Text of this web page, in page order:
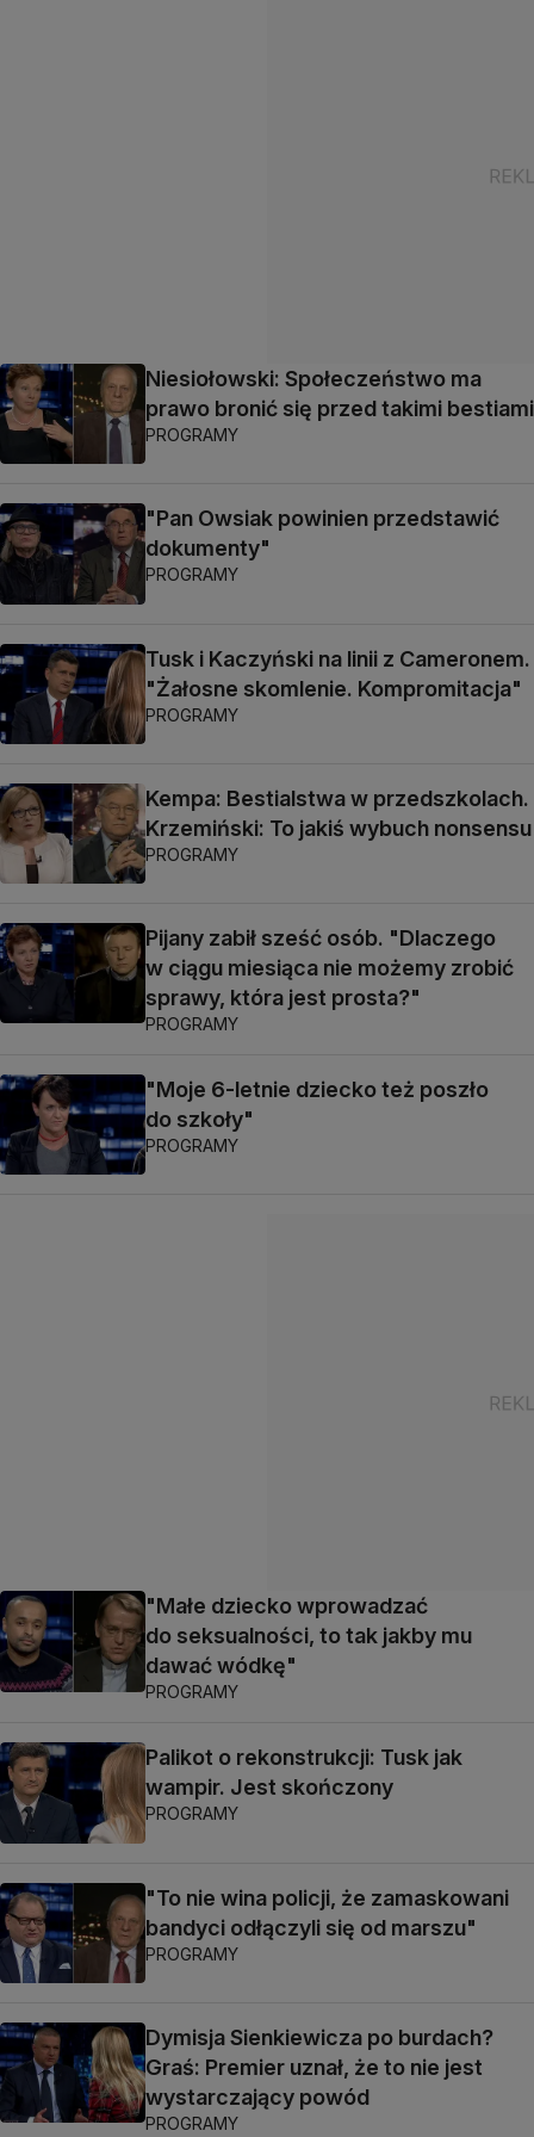
Niesiołowski: Społeczeństwo ma
prawo bronić się przed takimi bestiami
PROGRAMY
"Pan Owsiak powinien przedstawić
dokumenty"
PROGRAMY
Tusk i Kaczyński na linii z Cameronem.
"Żałosne skomlenie. Kompromitacja"
PROGRAMY
Kempa: Bestialstwa w przedszkolach.
Krzemiński: To jakiś wybuch nonsensu
PROGRAMY
Pijany zabił sześć osób. "Dlaczego
w ciągu miesiąca nie możemy zrobić
sprawy, która jest prosta?"
PROGRAMY
"Moje 6-letnie dziecko też poszło
do szkoły"
PROGRAMY
"Małe dziecko wprowadzać
do seksualności, to tak jakby mu
dawać wódkę"
PROGRAMY
Palikot o rekonstrukcji: Tusk jak
wampir. Jest skończony
PROGRAMY
"To nie wina policji, że zamaskowani
bandyci odłączyli się od marszu"
PROGRAMY
Dymisja Sienkiewicza po burdach?
Graś: Premier uznał, że to nie jest
wystarczający powód
PROGRAMY